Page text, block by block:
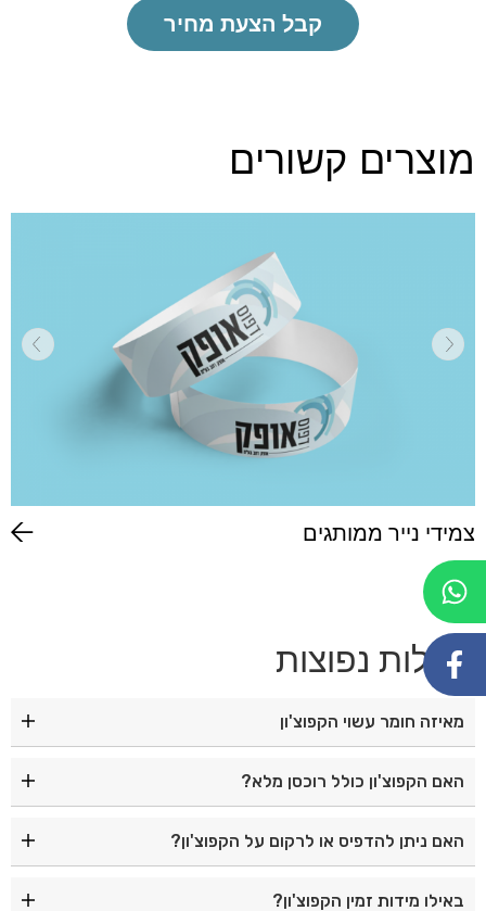
קבל הצעת מחיר
מוצרים קשורים
צמידי נייר ממותגים
שאלות נפוצות
מאיזה חומר עשוי הקפוצ'ון
האם הקפוצ'ון כולל רוכסן מלא?
בקלות.
האם ניתן להדפיס או לרקום על הקפוצ'ון?
צוותי עבודה, ארגונים ואירועים.
באילו מידות זמין הקפוצ'ון?